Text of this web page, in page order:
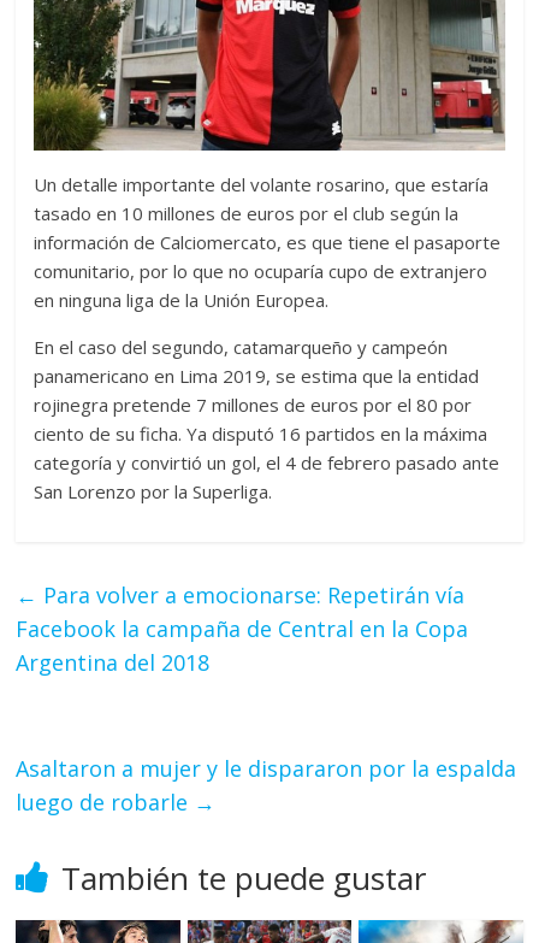
Un detalle importante del volante rosarino, que estaría
tasado en 10 millones de euros por el club según la
información de Calciomercato, es que tiene el pasaporte
comunitario, por lo que no ocuparía cupo de extranjero
en ninguna liga de la Unión Europea.
En el caso del segundo, catamarqueño y campeón
panamericano en Lima 2019, se estima que la entidad
rojinegra pretende 7 millones de euros por el 80 por
ciento de su ficha. Ya disputó 16 partidos en la máxima
categoría y convirtió un gol, el 4 de febrero pasado ante
San Lorenzo por la Superliga.
← Para volver a emocionarse: Repetirán vía
Facebook la campaña de Central en la Copa
Argentina del 2018
Asaltaron a mujer y le dispararon por la espalda
luego de robarle →
También te puede gustar